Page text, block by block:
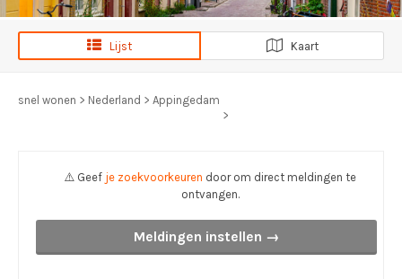
Lijst Kaart
snel wonen > Nederland > Appingedam
>
⚠️ Geef je zoekvoorkeuren door om direct meldingen te
ontvangen.
Meldingen instellen →